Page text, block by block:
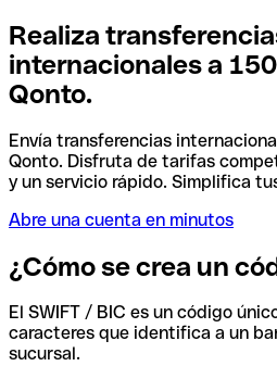
Realiza
internacionales a
Qonto.
Envía transferencias
Qonto. Disfruta de tarifas
y un servicio rápido. Simplifica
Abre una cuenta en minutos
¿Cómo se crea un
El SWIFT / BIC es un código
caracteres que identifica a un
sucursal.